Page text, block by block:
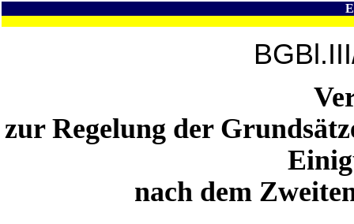
zur Regelung der
nach dem